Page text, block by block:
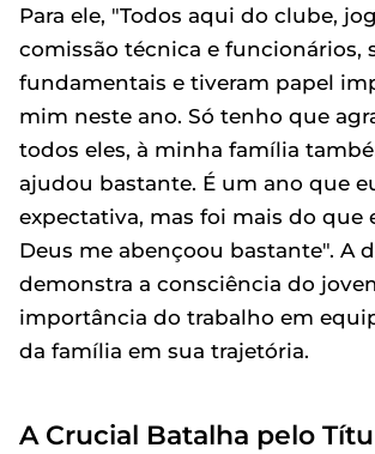
Para ele, "Todos aqui do clube,
comissão técnica e funcionários,
fundamentais e tiveram papel
mim neste ano. Só tenho que
todos eles, à minha família
ajudou bastante. É um ano que
expectativa, mas foi mais do que
Deus me abençoou bastante". A
demonstra a consciência do
importância do trabalho em
da família em sua trajetória.
A Crucial Batalha pelo